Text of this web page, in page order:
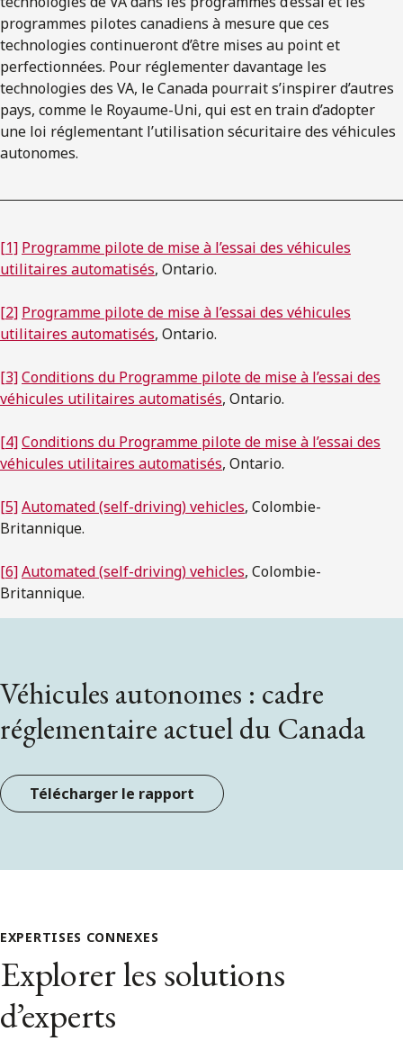
programmes pilotes canadiens à mesure que ces
technologies continueront d’être mises au point et
perfectionnées. Pour réglementer davantage les
technologies des VA, le Canada pourrait s’inspirer d’autres
pays, comme le Royaume-Uni, qui est en train d’adopter
une loi réglementant l’utilisation sécuritaire des véhicules
autonomes.
[1] Programme pilote de mise à l’essai des véhicules
utilitaires automatisés, Ontario.
[2] Programme pilote de mise à l’essai des véhicules
utilitaires automatisés, Ontario.
[3]Conditions du Programme pilote de mise à l’essai des
véhicules utilitaires automatisés, Ontario.
[4]Conditions du Programme pilote de mise à l’essai des
véhicules utilitaires automatisés, Ontario.
[5]Automated (self-driving) vehicles, Colombie-
Britannique.
[6]Automated (self-driving) vehicles, Colombie-
Britannique.
Véhicules autonomes : cadre
réglementaire actuel du Canada
Télécharger le rapport
EXPERTISES CONNEXES
Explorer les solutions
d’experts